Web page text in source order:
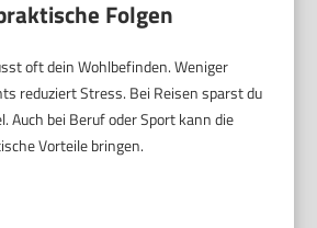
Folgen
oft dein Wohlbefinden. Weniger
reduziert Stress. Bei Reisen sparst du
Auch bei Beruf oder Sport kann die
Vorteile bringen.